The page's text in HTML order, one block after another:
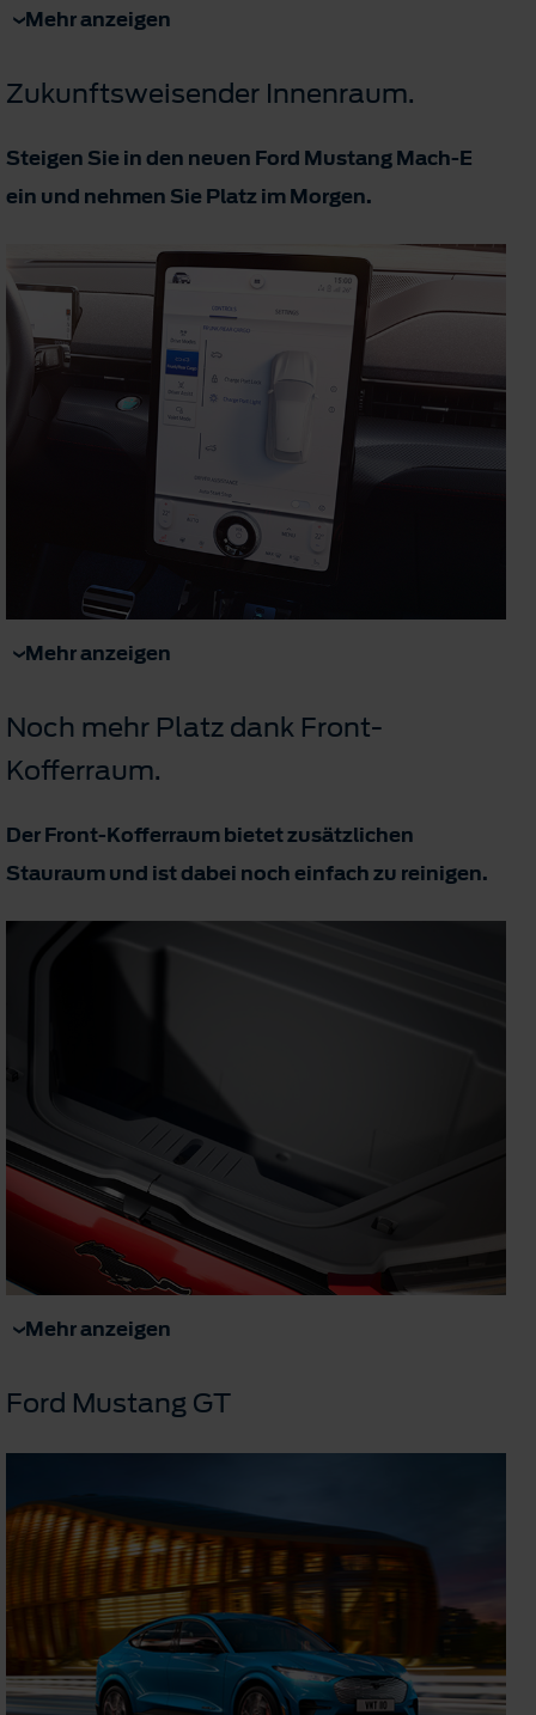
Mehr anzeigen
Zukunftsweisender Innenraum.
Steigen Sie in den neuen Ford Mustang Mach-E
ein und nehmen Sie Platz im Morgen.
Mehr anzeigen
Noch mehr Platz dank Front-
Kofferraum.
Der Front-Kofferraum bietet zusätzlichen
Stauraum und ist dabei noch einfach zu reinigen.
Mehr anzeigen
Ford Mustang GT